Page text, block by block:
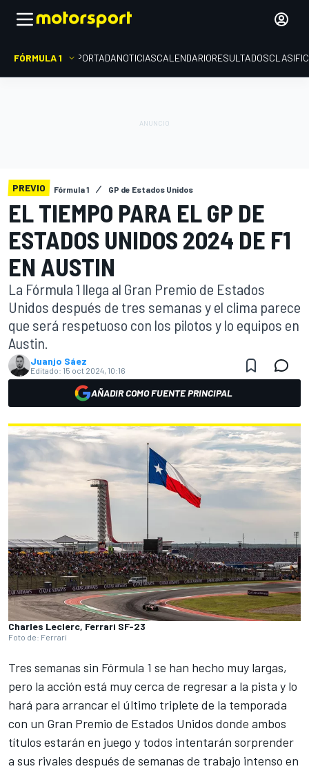
FÓRMULA 1 PORTADANOTICIASCALENDARIORESULTADOS
PREVIO Fórmula 1 GP de Estados Unidos
EL TIEMPO PARA EL GP DE
ESTADOS UNIDOS 2024 DE F1
EN AUSTIN
La Fórmula 1 llega al Gran Premio de Estados
Unidos después de tres semanas y el clima parece
que será respetuoso con los pilotos y lo equipos en
Austin.
Juanjo Sáez
Editado: 15 oct 2024, 10:16
AÑADIR COMO FUENTE PRINCIPAL
Charles Leclerc, Ferrari SF-23
Foto de: Ferrari
Tres semanas sin Fórmula 1 se han hecho muy largas,
pero la acción está muy cerca de regresar a la pista y lo
hará para arrancar el último triplete de la temporada
con un Gran Premio de Estados Unidos donde ambos
títulos estarán en juego y todos intentarán sorprender
a sus rivales después de semanas de trabajo intenso en